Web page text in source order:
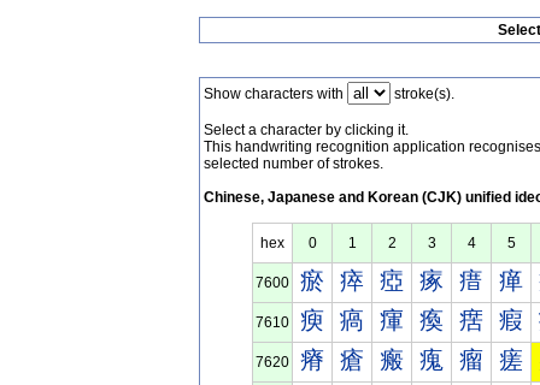
Show characters with stroke(s).
Select a character by clicking it.
This handwriting recognition application
selected number of strokes.
Chinese, Japanese and Korean (CJK) unified
hex 0 1 2 3 4 5
7600 瘀 瘁 瘂 瘃 瘄 瘅
7610 瘐 瘑 瘒 瘓 瘔 瘕
7620 瘠 瘡 瘢 瘣 瘤 瘥